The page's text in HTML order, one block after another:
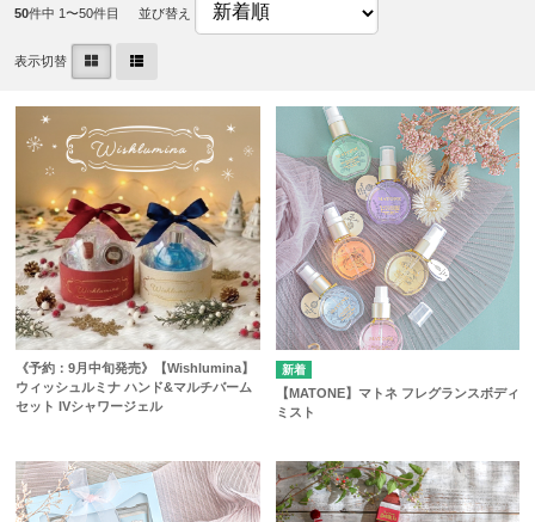
50件中 1〜50件目 並び替え
表示切替
《予約：9月中旬発売》【Wishlumina】
ウィッシュルミナ ハンド&マルチバーム
セット IVシャワージェル
【MATONE】マトネ フレグランスボディ
ミスト